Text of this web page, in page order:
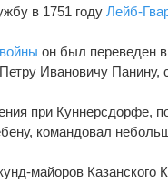
в 1751 годуЛейб-
он был переведен
Ивановичу
при Куннерсдорфе,
командовал
майоров Казанского